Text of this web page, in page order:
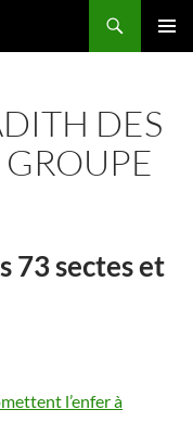
DES
73 sectes et
l’enfer à